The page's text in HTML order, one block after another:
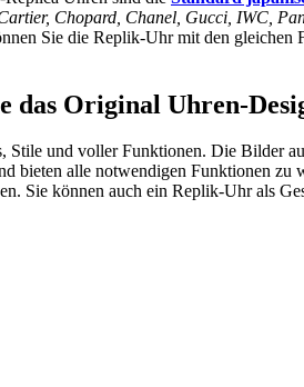
Chopard, Chanel, Gucci, IWC,
Sie die Replik-Uhr mit den
das Original Uhren-
und voller Funktionen. Die Bilder
bieten alle notwendigen Funktionen zu
Sie können auch ein Replik-Uhr als